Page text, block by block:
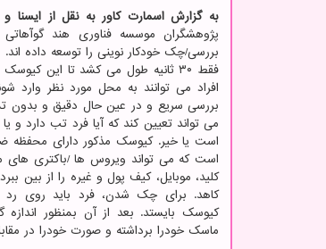
به گزارش اسمارت کاور به نقل از ایسنا
پژوهشگران موسسه فناوری هند
بررسی/چک خودکار نوینی را توسعه داده اند.
فقط ۳۰ ثانیه طول می کشد تا این
افراد می توانند به محل مورد نظر وارد
بررسی سریع و در عین حال دقیق و بدون
می تواند تعیین کند که آیا فرد تب دارد
است یا خیر. کیوسک مذکور دارای محفظه
است که می تواند ویروس ها /باکتری
کلید، موبایل، کیف پول و غیره را از بین
کاهد. برای چک شدن، فرد باید روی
کیوسک بایستد. بعد از آن بمنظور اندازه
ماسک خودرا برداشته و صورت خودرا در